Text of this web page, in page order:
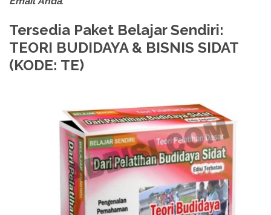
Tersedia Paket Belajar Sendiri:
TEORI BUDIDAYA & BISNIS SIDAT
(KODE: TE)